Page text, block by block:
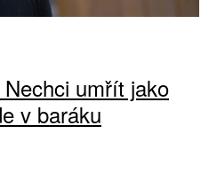
umřít jako
v baráku